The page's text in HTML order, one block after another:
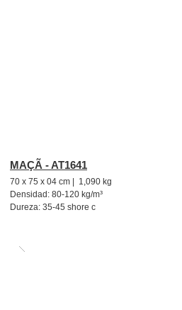
MAÇÃ - AT1641
70 x 75 x 04 cm | 1,090 kg
Densidad: 80-120 kg/m³
Dureza: 35-45 shore c